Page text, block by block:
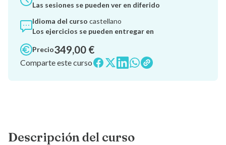
Las sesiones se pueden ver en diferido
Idioma del curso castellano
Los ejercicios se pueden entregar en
Precio349,00 €
Comparte este curso
Descripción del curso